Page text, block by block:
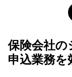
保険会社の
申込業務を